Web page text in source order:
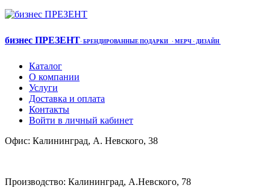
бизнес ПРЕЗЕНТ· БРЕНДИРОВАННЫЕ ПОДАРКИ · МЕРЧ · ДИЗАЙН
Каталог
О компании
Услуги
Доставка и оплата
Контакты
Войти в личный кабинет
Офис: Калининград, А. Невского, 38
Производство: Калининград, А.Невского, 78